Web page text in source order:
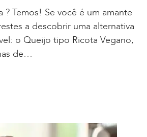
? Temos! Se você é um amante
a descobrir uma alternativa
o Queijo tipo Ricota Vegano,
de…